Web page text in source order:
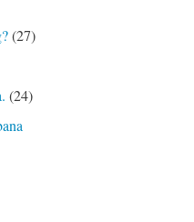
(27)
(24)